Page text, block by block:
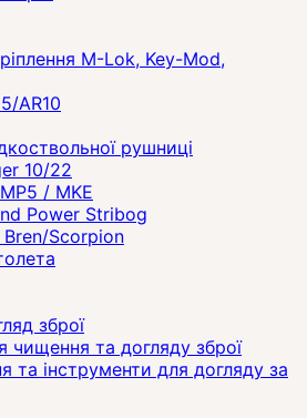
M-Lok, Key-Mod,
AR10
рушниці
10/22
/ MKE
Power Stribog
Bren/Scorpion
зброї
чищення та догляду зброї
та інструменти для догляду за